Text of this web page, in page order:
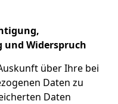
Widerspruch
über Ihre bei
Daten zu
Daten